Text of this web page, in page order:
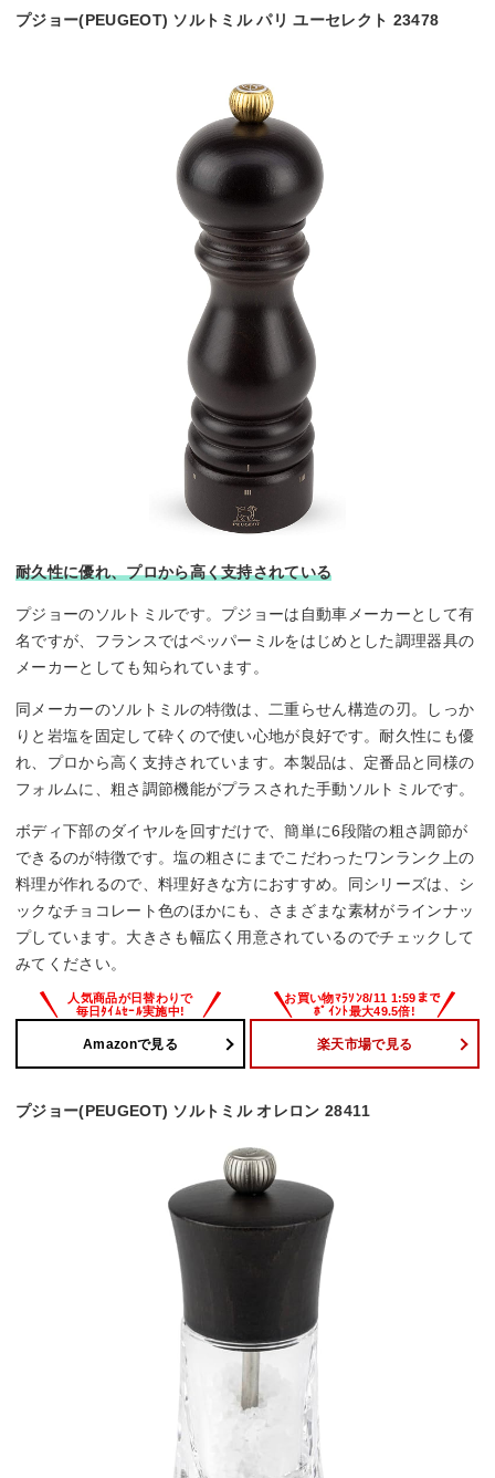
プジョー(PEUGEOT) ソルトミル パリ ユーセレクト 23478
耐久性に優れ、プロから高く支持されている
プジョーのソルトミルです。プジョーは自動車メーカーとして有
名ですが、フランスではペッパーミルをはじめとした調理器具の
メーカーとしても知られています。
同メーカーのソルトミルの特徴は、二重らせん構造の刃。しっか
りと岩塩を固定して砕くので使い心地が良好です。耐久性にも優
れ、プロから高く支持されています。本製品は、定番品と同様の
フォルムに、粗さ調節機能がプラスされた手動ソルトミルです。
ボディ下部のダイヤルを回すだけで、簡単に6段階の粗さ調節が
できるのが特徴です。塩の粗さにまでこだわったワンランク上の
料理が作れるので、料理好きな方におすすめ。同シリーズは、シ
ックなチョコレート色のほかにも、さまざまな素材がラインナッ
プしています。大きさも幅広く用意されているのでチェックして
みてください。
Amazonで見る 楽天市場で見る
プジョー(PEUGEOT) ソルトミル オレロン 28411